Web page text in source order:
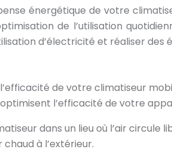
énergétique de votre
de l’utilisation
d’électricité et réaliser des
de votre climatiseur
l’efficacité de votre
dans un lieu où l’air circule
à l’extérieur.